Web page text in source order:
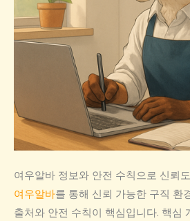
여우알바 정보와 안전 수칙으로 신뢰
여우알바를 통해 신뢰 가능한 구직 환
출처와 안전 수칙이 핵심입니다. 핵심